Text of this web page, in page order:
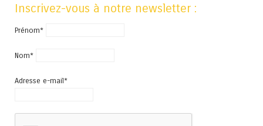
Inscrivez-vous à notre newsletter :
Prénom*
Nom*
Adresse e-mail*